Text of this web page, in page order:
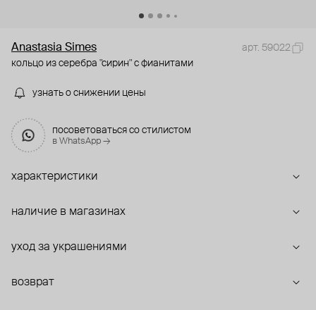
Anastasia Simes
арт. 59022
кольцо из серебра "сирин" с фианитами
узнать о снижении цены
посоветоваться со стилистом
в WhatsApp →
характеристики
наличие в магазинах
уход за украшениями
возврат